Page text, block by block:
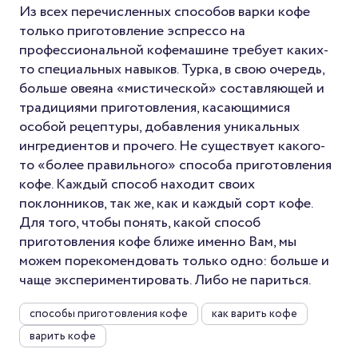
Из всех перечисленных способов варки кофе
только приготовление эспрессо на
профессиональной кофемашине требует каких-
то специальных навыков. Турка, в свою очередь,
больше овеяна «мистической» составляющей и
традициями приготовления, касающимися
особой рецептуры, добавления уникальных
ингредиентов и прочего. Не существует какого-
то «более правильного» способа приготовления
кофе. Каждый способ находит своих
поклонников, так же, как и каждый сорт кофе.
Для того, чтобы понять, какой способ
приготовления кофе ближе именно Вам, мы
можем порекомендовать только одно: больше и
чаще экспериментировать. Либо не париться.
способы приготовления кофе
как варить кофе
варить кофе